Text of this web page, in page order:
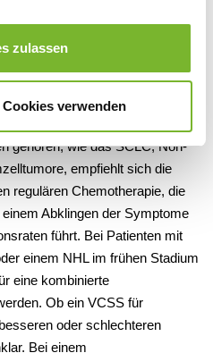
zulassen
verwenden
Malignoms hängt die Prognose
dem Stadium und den
gehören, wie das SCLC, Non-
empfiehlt sich die
regulären Chemotherapie, die
Abklingen der Symptome
führt. Bei Patienten mit
einem NHL im frühen Stadium
eine kombinierte
Ob ein VCSS für
oder schlechteren
Bei einem